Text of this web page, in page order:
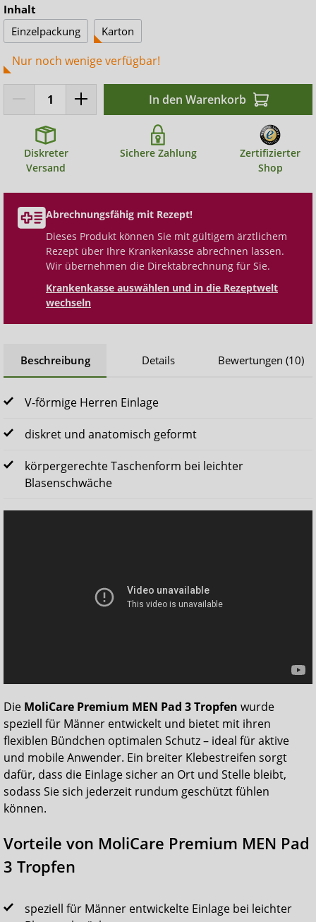
Inhalt
Einzelpackung
Karton
Nur noch wenige verfügbar!
In den Warenkorb
Diskreter
Versand
Sichere Zahlung
Zertifizierter
Shop
Abrechnungsfähig mit Rezept!
Dieses Produkt können Sie mit gültigem ärztlichem
Rezept über Ihre Krankenkasse abrechnen lassen.
Wir übernehmen die Direktabrechnung für Sie.
Krankenkasse auswählen und in die Rezeptwelt
wechseln
Beschreibung Details Bewertungen (10)
V-förmige Herren Einlage
diskret und anatomisch geformt
körpergerechte Taschenform bei leichter
Blasenschwäche
Die MoliCare Premium MEN Pad 3 Tropfen wurde
speziell für Männer entwickelt und bietet mit ihren
flexiblen Bündchen optimalen Schutz – ideal für aktive
und mobile Anwender. Ein breiter Klebestreifen sorgt
dafür, dass die Einlage sicher an Ort und Stelle bleibt,
sodass Sie sich jederzeit rundum geschützt fühlen
können.
Vorteile von MoliCare Premium MEN Pad
3 Tropfen
speziell für Männer entwickelte Einlage bei leichter